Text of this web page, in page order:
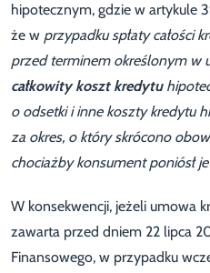
hipotecznym, gdzie w artykule
że w przypadku spłaty całości
przed terminem określonym w
całkowity koszt kredytu
o odsetki i inne koszty kredytu
za okres, o który skrócono
chociażby konsument poniósł
W konsekwencji, jeżeli umowa
zawarta przed dniem 22 lipca
Finansowego, w przypadku